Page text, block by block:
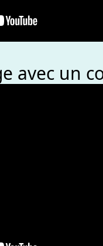
avec un